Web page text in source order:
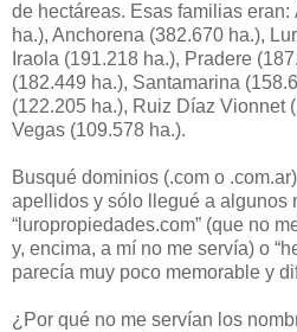
de hectáreas. Esas familias
ha.), Anchorena (382.670 ha.),
Iraola (191.218 ha.), Pradere
(182.449 ha.), Santamarina
(122.205 ha.), Ruiz Díaz Vionnet
Vegas (109.578 ha.).
Busqué dominios (.com o
apellidos y sólo llegué a algunos
“luropropiedades.com” (que no
y, encima, a mí no me servía) o
parecía muy poco memorable y
¿Por qué no me servían los